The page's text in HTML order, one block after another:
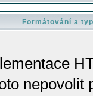
Formátování a